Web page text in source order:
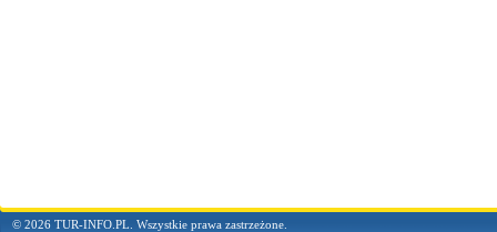
© 2026 TUR-INFO.PL. Wszystkie prawa zastrzeżone.